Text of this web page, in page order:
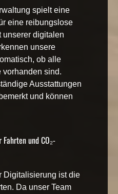
spielt eine
eine reibungslose
unserer digitalen
unsere
ob alle
vorhanden sind.
Ausstattungen
und können
und CO₂-
Digitalisierung ist die
Da unser Team